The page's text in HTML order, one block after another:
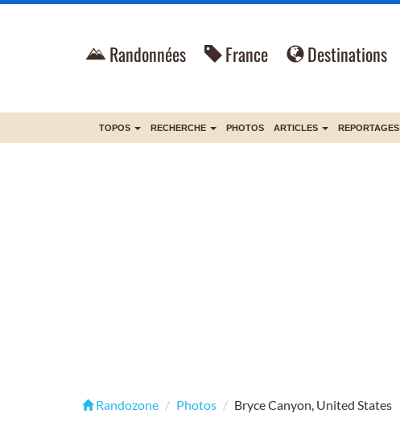
Randonnées France Destinations
TOPOS RECHERCHE PHOTOS ARTICLES REPORTAGES
Randozone Photos Bryce Canyon, United States